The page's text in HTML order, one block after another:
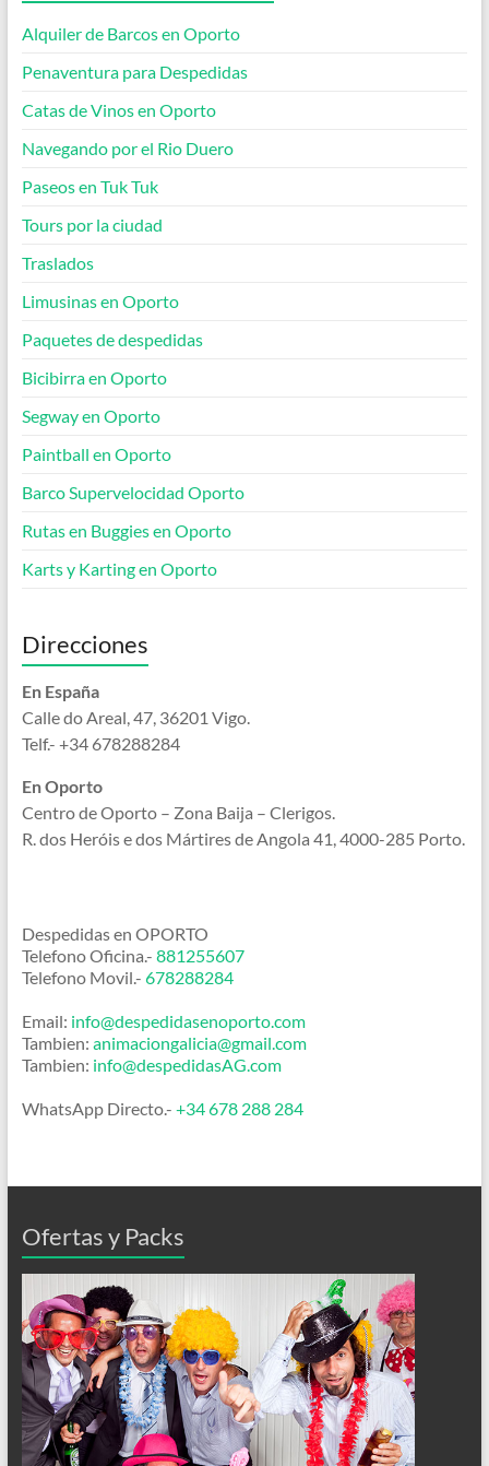
Alquiler de Barcos en Oporto
Penaventura para Despedidas
Catas de Vinos en Oporto
Navegando por el Rio Duero
Paseos en Tuk Tuk
Tours por la ciudad
Traslados
Limusinas en Oporto
Paquetes de despedidas
Bicibirra en Oporto
Segway en Oporto
Paintball en Oporto
Barco Supervelocidad Oporto
Rutas en Buggies en Oporto
Karts y Karting en Oporto
Direcciones
En España
Calledo Areal, 47, 36201 Vigo.
Telf.- +34 678288284
En Oporto
Centro de Oporto – Zona Baija – Clerigos.
R. dos Heróis e dos Mártires de Angola 41, 4000-285 Porto.
Despedidas en OPORTO
Telefono Oficina.- 881255607
Telefono Movil.- 678288284
Email: info@despedidasenoporto.com
Tambien: animaciongalicia@gmail.com
Tambien: info@despedidasAG.com
WhatsApp Directo.- +34 678 288 284
Ofertas y Packs